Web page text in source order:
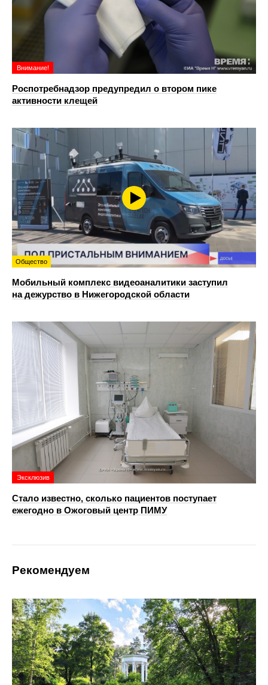
Внимание!
Роспотребнадзор предупредил о втором пике
активности клещей
Общество
Мобильный комплекс видеоаналитики заступил
на дежурство в Нижегородской области
Эксклюзив
Стало известно, сколько пациентов поступает
ежегодно в Ожоговый центр ПИМУ
Рекомендуем